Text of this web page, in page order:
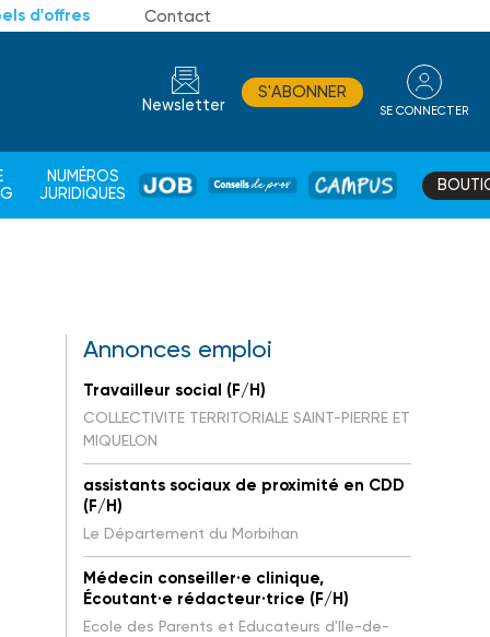
d'offres Contact
Newsletter
S'ABONNER
SE CONNECTER
NUMÉROS
JURIDIQUES
JOB
DE
CAMPUS
Annonces emploi
Travailleur social (F/H)
COLLECTIVITE TERRITORIALE SAINT-PIERRE ET
MIQUELON
assistants sociaux de proximité en CDD
(F/H)
Le Département du Morbihan
Médecin conseiller·e clinique,
Écoutant·e rédacteur·trice (F/H)
Ecole des Parents et Educateurs d'Ile-de-